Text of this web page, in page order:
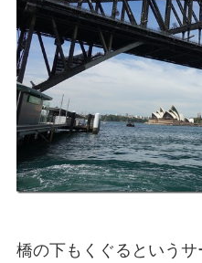
橋の下もくぐるというサ